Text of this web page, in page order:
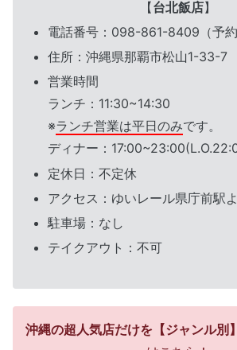
【台北飯店】
電話番号：098-861-8409（予約
住所：沖縄県那覇市松山1-33-7
営業時間
ランチ：11:30~14:30
※ランチ営業は平日のみです。
ディナー：
定休日：不定休
アクセス：ゆいレール県庁前駅
駐車場：なし
テイクアウト：不可
沖縄の超人気店だけを【ジャンル別